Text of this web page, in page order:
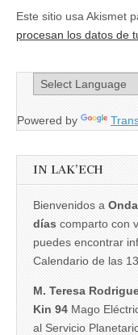
Este sitio usa Akismet
procesan los datos de
Powered by
IN LAK’ECH
Bienvenidos a
días comparto con
puedes encontrar
Calendario de las
M. Teresa
Kin 94 Mago
al Servicio